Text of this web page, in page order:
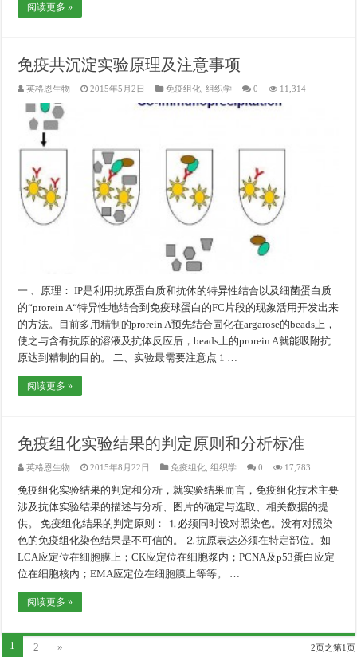
阅读更多 »
免疫共沉淀实验原理及注意事项
英格恩生物 2015年5月2日 免疫组化 ,组织学 0 11,314
一 、原理： IP是利用抗原蛋白质和抗体的特异性结合以及细菌蛋白质
的“prorein A“特异性地结合到免疫球蛋白的FC片段的现象活用开发出来
的方法。目前多用精制的prorein A预先结合固化在argarose的beads上，
使之与含有抗原的溶液及抗体反应后，beads上的prorein A就能吸附抗
原达到精制的目的。 二、实验最需要注意点 1 …
阅读更多 »
免疫组化实验结果的判定原则和分析标准
英格恩生物 2015年8月22日 免疫组化 ,组织学 0 17,783
免疫组化实验结果的判定和分析，就实验结果而言，免疫组化技术主要
涉及抗体实验结果的描述与分析、图片的确定与选取、相关数据的提
供。 免疫组化结果的判定原则： ⒈必须同时设对照染色。没有对照染
色的免疫组化染色结果是不可信的。 ⒉抗原表达必须在特定部位。如
LCA应定位在细胞膜上；CK应定位在细胞浆内；PCNA及p53蛋白应定
位在细胞核内；EMA应定位在细胞膜上等等。 …
阅读更多 »
2页之第1页
1 2 »